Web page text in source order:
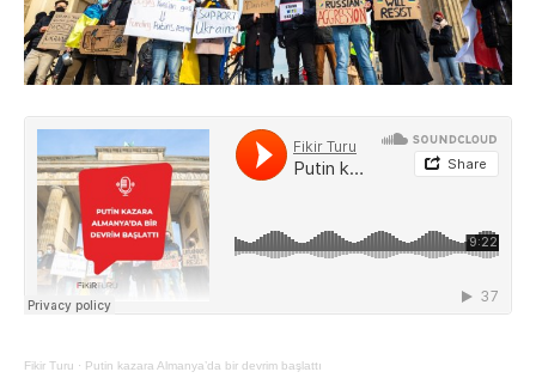
Fikir Turu · Putin kazara Almanya’da bir devrim başlattı